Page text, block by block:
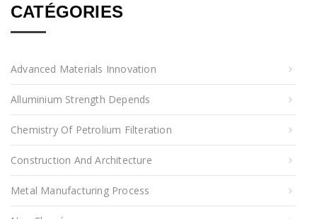
CATÉGORIES
Advanced Materials Innovation
Alluminium Strength Depends
Chemistry Of Petrolium Filteration
Construction And Architecture
Metal Manufacturing Process